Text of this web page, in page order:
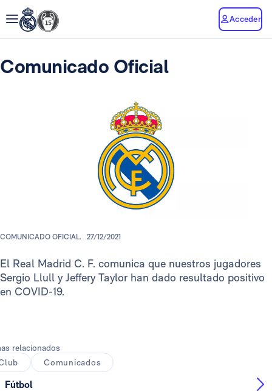
Acceder
Comunicado Oficial
COMUNICADO OFICIAL. 27/12/2021
El Real Madrid C. F. comunica que nuestros jugadores
Sergio Llull y Jeffery Taylor han dado resultado positivo
en COVID-19.
relacionados
Comunicados
Fútbol